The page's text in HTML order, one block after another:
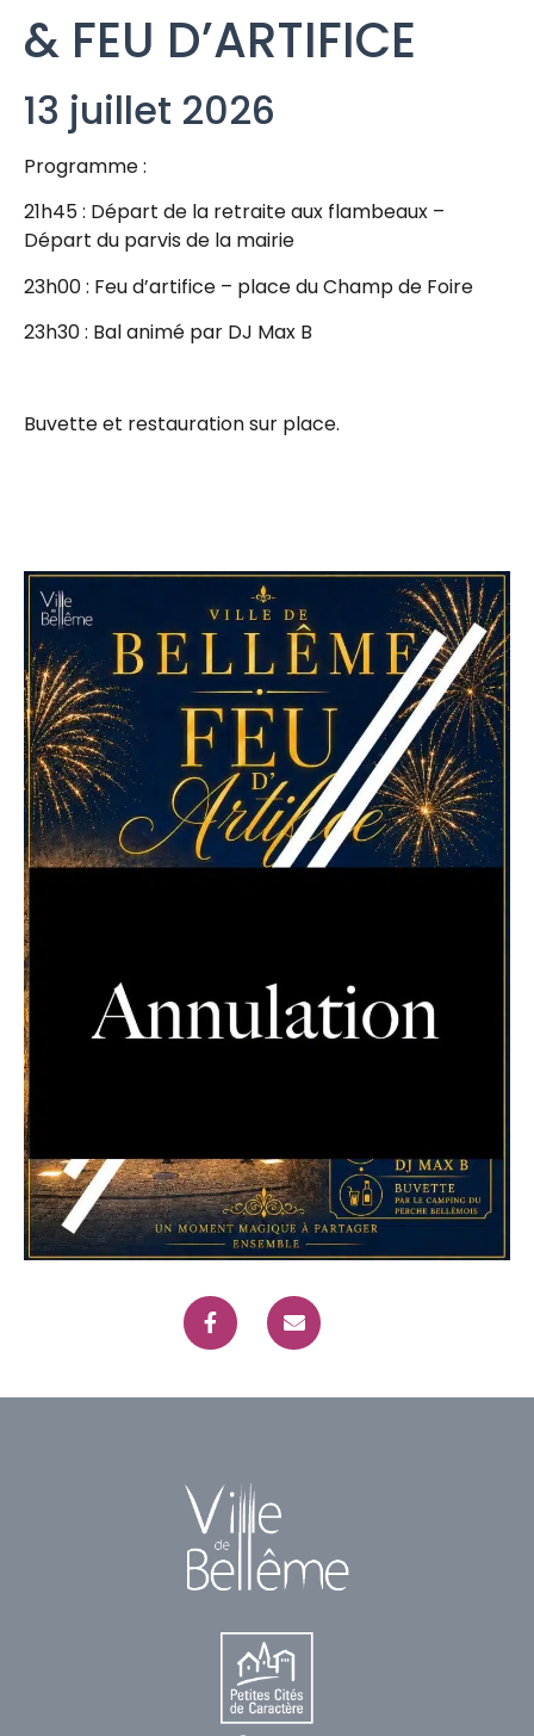
& FEU D’ARTIFICE
13 juillet 2026
Programme :
21h45 : Départ de la retraite aux flambeaux –
Départ du parvis de la mairie
23h00 : Feu d’artifice – place du Champ de Foire
23h30 : Bal animé par DJ Max B
Buvette et restauration sur place.